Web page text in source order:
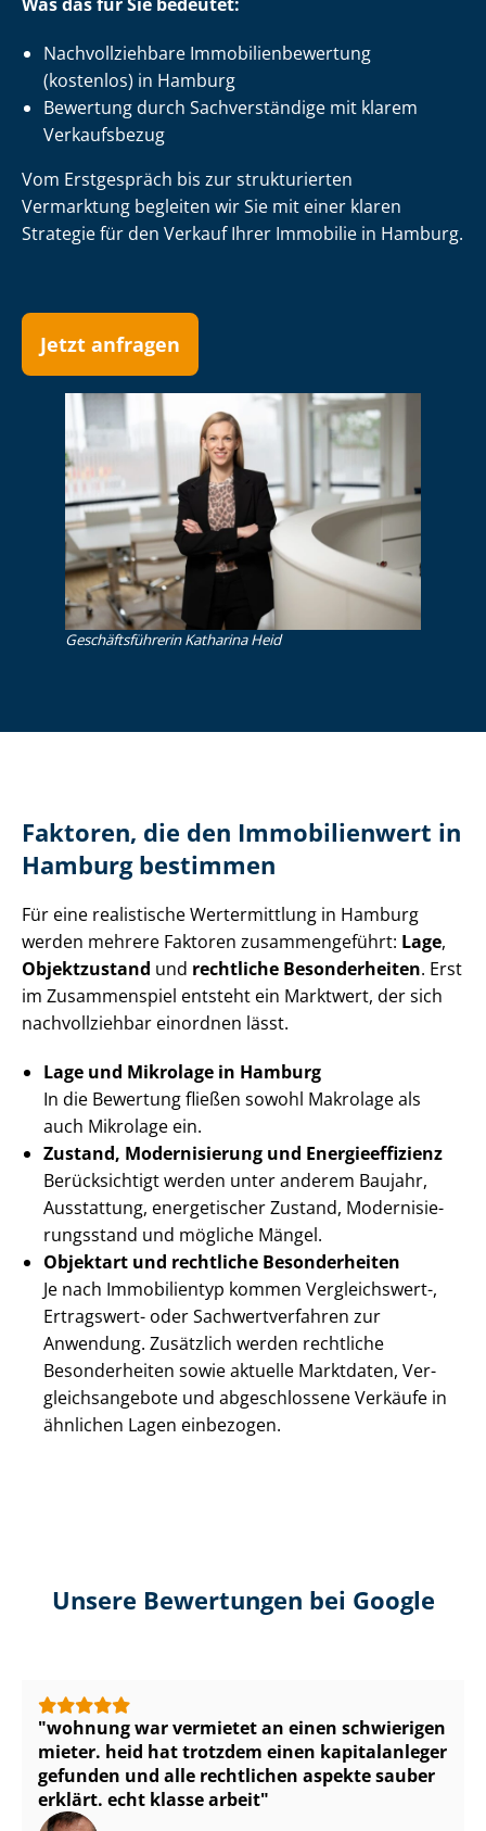
Nach­voll­zieh­ba­re Im­mo­bi­li­en­be­wer­tung
(kostenlos) in Hamburg
Bewertung durch Sachverständige mit klarem
Verkaufsbezug
Vom Erstgespräch bis zur strukturierten
Vermarktung begleiten wir Sie mit einer klaren
Strategie für den Verkauf Ihrer Immobilie in Hamburg.
Jetzt anfragen
Ge­schäfts­füh­re­rin Katharina Heid
Faktoren, die den Immobilienwert in
Hamburg bestimmen
Für eine realistische Wertermittlung in Hamburg
werden mehrere Faktoren zusammengeführt: Lage,
Objektzustand und rechtliche Besonderheiten. Erst
im Zusammenspiel entsteht ein Marktwert, der sich
nachvollziehbar einordnen lässt.
Lage und Mikrolage in Hamburg
In die Bewertung fließen sowohl Makrolage als
auch Mikrolage ein.
Zustand, Modernisierung und En­er­gie­ef­fi­zi­enz
Berücksichtigt werden unter anderem Baujahr,
Ausstattung, energetischer Zustand, Mo­der­ni­sie­
rungs­stand und mögliche Mängel.
Objektart und rechtliche Besonderheiten
Je nach Immobilientyp kommen Vergleichswert-,
Ertragswert- oder Sach­wert­ver­fah­ren zur
Anwendung. Zusätzlich werden rechtliche
Besonderheiten sowie aktuelle Marktdaten, Ver­
gleichs­an­ge­bo­te und abgeschlossene Verkäufe in
ähnlichen Lagen einbezogen.
Unsere Bewertungen bei Google
wohnung war vermietet an einen schwierigen
mieter. heid hat trotzdem einen kapitalanleger
gefunden und alle rechtlichen aspekte sauber
erklärt. echt klasse arbeit